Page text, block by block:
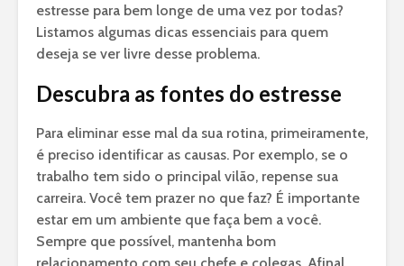
estresse para bem longe de uma vez por todas?
Listamos algumas dicas essenciais para quem
deseja se ver livre desse problema.
Descubra as fontes do estresse
Para eliminar esse mal da sua rotina, primeiramente,
é preciso identificar as causas. Por exemplo, se o
trabalho tem sido o principal vilão, repense sua
carreira. Você tem prazer no que faz? É importante
estar em um ambiente que faça bem a você.
Sempre que possível, mantenha bom